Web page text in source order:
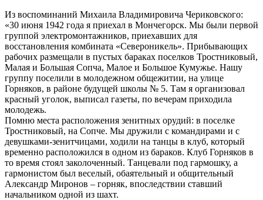
Из воспоминаний Михаила Владимировича Чериковского:
«30 июня 1942 года я приехал в Мончегорск. Мы были первой
группой электромонтажников, приехавших для
восстановления комбината «Североникель». Прибывающих
рабочих размещали в пустых бараках поселков Тростниковый,
Малая и Большая Сопча, Малое и Большое Кумужье. Нашу
группу поселили в молодежном общежитии, на улице
Горняков, в районе будущей школы № 5. Там я организовал
красный уголок, выписал газеты, по вечерам приходила
молодежь.
Помню места расположения зенитных орудий: в поселке
Тростниковый, на Сопче. Мы дружили с командирами и с
девушками-зенитчицами, ходили на танцы в клуб, который
временно расположился в одном из бараков. Клуб Горняков в
то время стоял заколоченный. Танцевали под гармошку, а
гармонистом был веселый, обаятельный и общительный
Александр Миронов – горняк, впоследствии ставший
начальником одной из шахт.